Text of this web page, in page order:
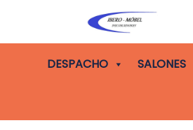
DESPACHO SALONES